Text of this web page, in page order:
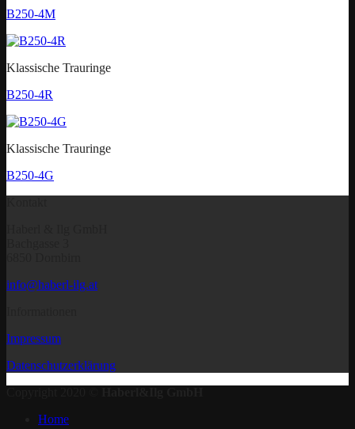
B250-4M
Klassische Trauringe
B250-4R
Klassische Trauringe
B250-4G
info@haberl-ilg.at
Impressum
Datenschutzerklärung
Home